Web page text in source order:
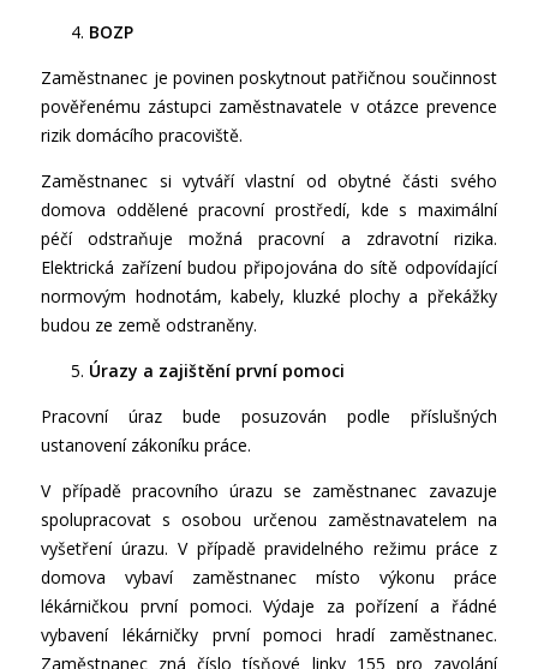
BOZP
Zaměstnanec je povinen poskytnout patřičnou součinnost
pověřenému zástupci zaměstnavatele v otázce prevence
rizik domácího pracoviště.
Zaměstnanec si vytváří vlastní od obytné části svého
domova oddělené pracovní prostředí, kde s maximální
péčí odstraňuje možná pracovní a zdravotní rizika.
Elektrická zařízení budou připojována do sítě odpovídající
normovým hodnotám, kabely, kluzké plochy a překážky
budou ze země odstraněny.
Úrazy a zajištění první pomoci
Pracovní úraz bude posuzován podle příslušných
ustanovení zákoníku práce.
V případě pracovního úrazu se zaměstnanec zavazuje
spolupracovat s osobou určenou zaměstnavatelem na
vyšetření úrazu. V případě pravidelného režimu práce z
domova vybaví zaměstnanec místo výkonu práce
lékárničkou první pomoci. Výdaje za pořízení a řádné
vybavení lékárničky první pomoci hradí zaměstnanec.
Zaměstnanec zná číslo tísňové linky 155 pro zavolání